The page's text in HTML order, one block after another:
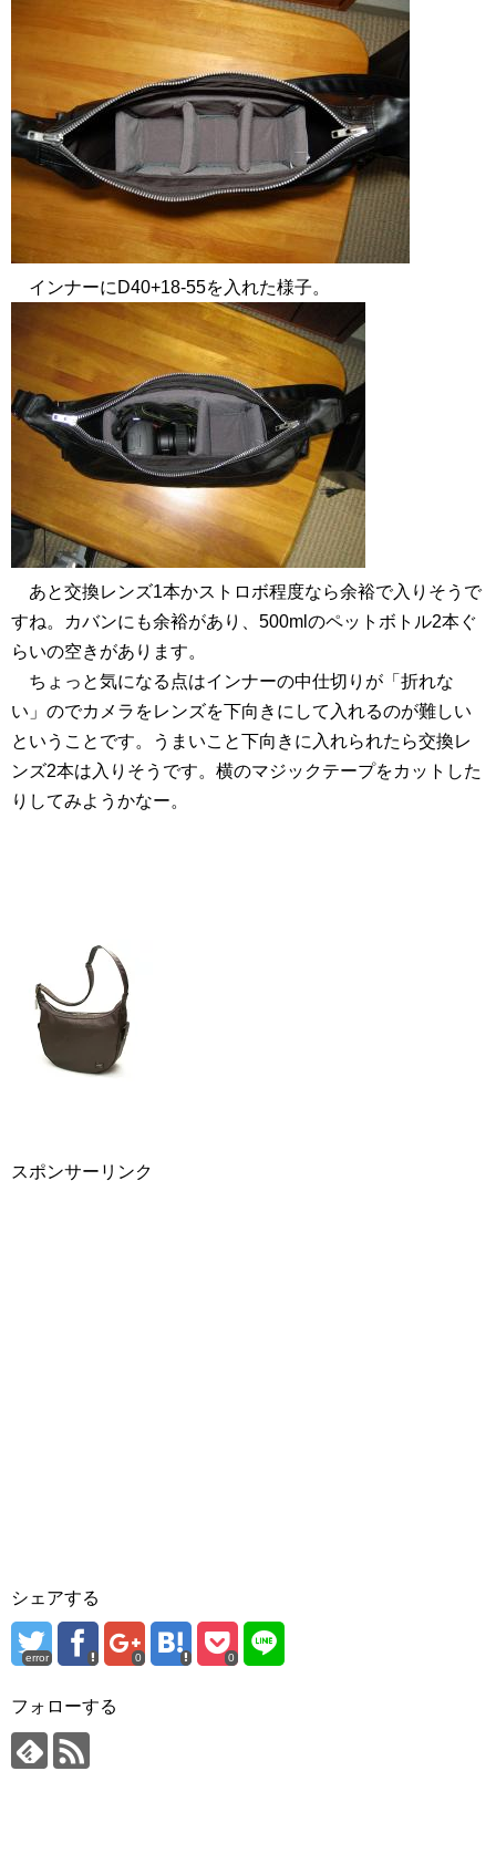
インナーにD40+18-55を入れた様子。
あと交換レンズ1本かストロボ程度なら余裕で入りそうで
すね。カバンにも余裕があり、500mlのペットボトル2本ぐ
らいの空きがあります。
ちょっと気になる点はインナーの中仕切りが「折れな
い」のでカメラをレンズを下向きにして入れるのが難しい
ということです。うまいこと下向きに入れられたら交換レ
ンズ2本は入りそうです。横のマジックテープをカットした
りしてみようかなー。
スポンサーリンク
シェアする
error 0 0
フォローする